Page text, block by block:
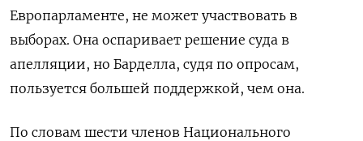
Европарламенте, не может участвовать в
выборах. Она оспаривает решение суда в
апелляции, но Барделла, судя по опросам,
пользуется большей поддержкой, чем она.
По словам шести членов Национального